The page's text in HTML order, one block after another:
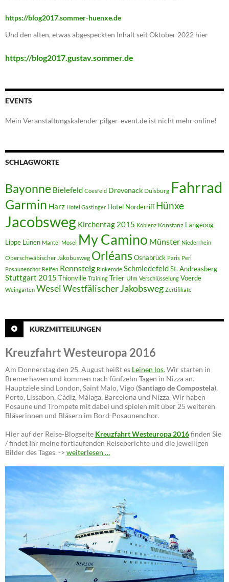
https://blog2017.sommer-huenxe.de
Und den alten, etwas abgespeckten Inhalt seit Oktober 2022 hier
https://blog2017.gustav.sommer.de
EVENTS
Mein Veranstaltungskalender pilger-event.de ist nicht mehr online!
SCHLAGWORTE
Bayonne Bielefeld Coesfeld Drevenack Duisburg Fahrrad
Garmin Harz Hotel Gastinger Hotel Norderriff Hünxe
Jacobsweg Kirchentag 2015 Koblenz Konstanz Langeoog
Lippe Lünen Mantel Mosel My Camino Münster Niederrhein
Oberschwäbischer Jakobusweg Orléans Osnabrück Paris Perl
Posaunenchor Reifen Rennsteig Rinkerode Schmiedefeld St. Andreasberg
Stuttgart 2015 Thionville Training Trier Ulm Verschlüsselung Voerde
Weingarten Wesel Westfälischer Jakobsweg Zertifikate
KURZMITTEILUNGEN
Kreuzfahrt Westeuropa 2016
Am Donnerstag den 25. August heißt es Leinen los. Wir starten in
Bremerhaven und kommen nach fünfzehn Tagen in Nizza an.
Hauptziele sind London, Saint Malo, Vigo (Santiago de Compostela),
Porto, Lissabon, Cádiz, Málaga, Barcelona und Nizza. Wir haben
Posaune und Trompete mit dabei und spielen mit über 25 weiteren
Bläserinnen und Bläsern im Bord-Posaunenchor.
Hier auf der Reise-Blogseite Kreuzfahrt Westeuropa 2016finden Sie
/ findet Ihr meine fortlaufenden Reiseberichte und die jeweiligen
Bilder des Tages. -> weiterlesen …